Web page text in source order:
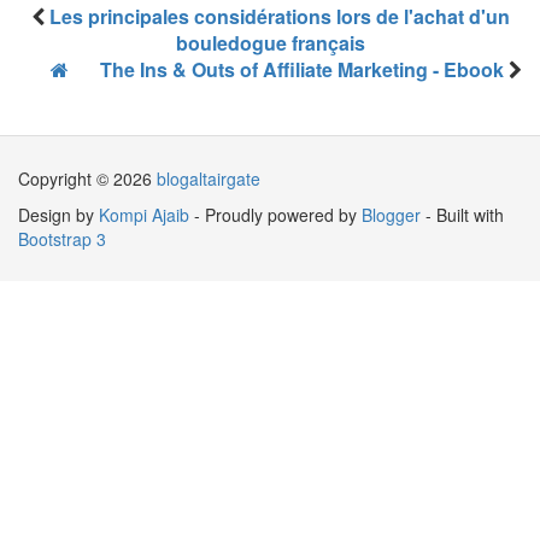
Les principales considérations lors de l'achat d'un
bouledogue français
The Ins & Outs of Affiliate Marketing - Ebook
Copyright © 2026 blogaltairgate
Design by Kompi Ajaib - Proudly powered by Blogger - Built with
Bootstrap 3